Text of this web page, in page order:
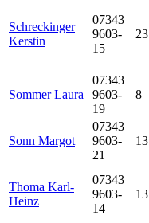
Schreckinger
Kerstin
07343
9603-
15
23
Sommer Laura
07343
9603-
19
8
Sonn Margot
07343
9603-
21
13
Thoma Karl-
Heinz
07343
9603-
14
13